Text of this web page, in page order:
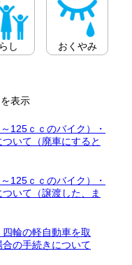
し おくやみ
表示
125ｃｃのバイク）・
いて（廃車にすると
125ｃｃのバイク）・
いて（譲渡した、ま
輪の軽自動車を取
の手続きについて